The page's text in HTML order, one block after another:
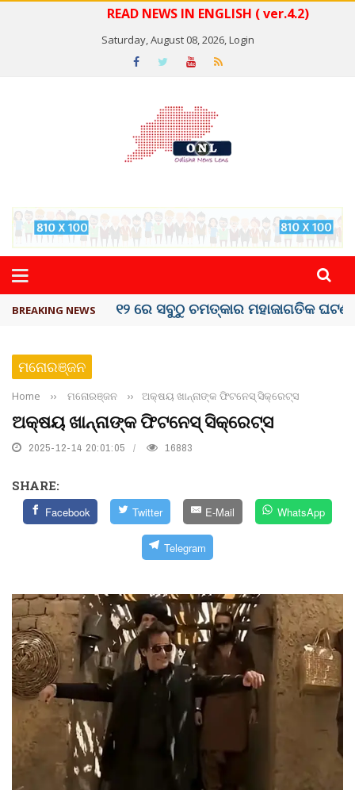
READ NEWS IN ENGLISH ( ver.4.2)
Saturday, August 08, 2026,Login
BREAKING NEWS କେରଳରେ ‘ରାଟ୍ ଫିଭର୍’ ଆତଙ୍କ, ୫୮ ମୃତ
ମନୋରଞ୍ଜନ
Home ›› ମନୋରଞ୍ଜନ ›› ଅକ୍ଷୟ ଖାନ୍ନାଙ୍କ ଫିଟନେସ୍ ସିକ୍ରେଟ୍ସ
ଅକ୍ଷୟ ଖାନ୍ନାଙ୍କ ଫିଟନେସ୍ ସିକ୍ରେଟ୍ସ
2025-12-14 20:01:05 16883
SHARE:
Facebook Twitter E-Mail WhatsApp
Telegram